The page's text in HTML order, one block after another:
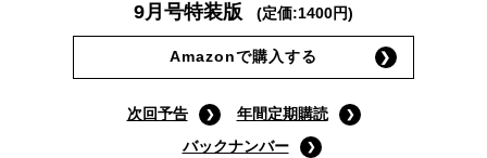
9月号特装版 (定価:1400円)
Amazonで購入する
次回予告
年間定期購読
バックナンバー